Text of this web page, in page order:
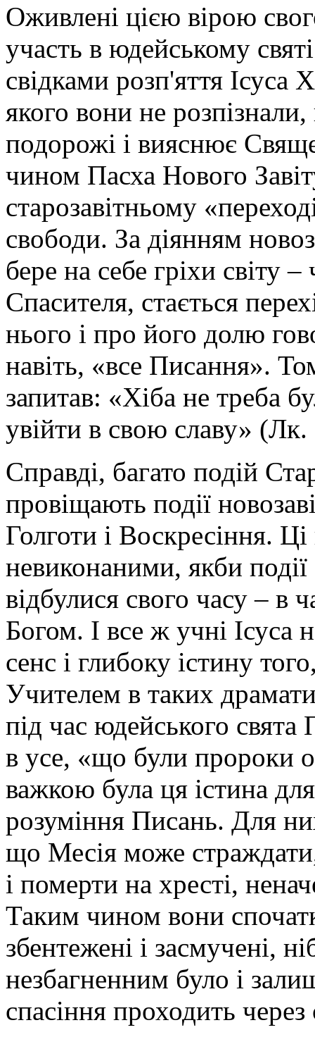
Оживлені цією вірою
участь в юдейському
свідками розп'яття
якого вони не
подорожі і вияснює
чином Пасха Нового
старозавітньому
свободи. За діянням
бере на себе гріхи світу
Спасителя, стається
нього і про його долю
навіть, «все Писання».
запитав: «Хіба не треба
увійти в свою славу»
Справді, багато подій
провіщають події
Голготи і Воскресіння.
невиконаними, якби
відбулися свого часу – в
Богом. І все ж учні Ісуса
сенс і глибоку істину
Учителем в таких
під час юдейського
в усе, «що були пророки
важкою була ця істина
розуміння Писань. Для
що Месія може
і померти на хресті,
Таким чином вони
збентежені і засмучені,
незбагненним було і
спасіння проходить